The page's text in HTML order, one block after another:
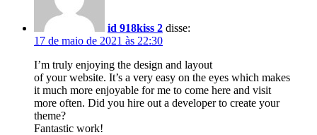
id 918kiss 2 disse:
17 de maio de 2021 às 22:30
I’m truly enjoying the design and layout
of your website. It’s a very easy on the eyes which makes
it much more enjoyable for me to come here and visit
more often. Did you hire out a developer to create your
theme?
Fantastic work!